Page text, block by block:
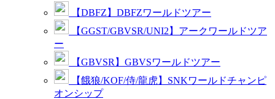
【DBFZ】DBFZワールドツアー
【GGST/GBVSR/UNI2】アークワールドツア
ー
【GBVSR】GBVSワールドツアー
【餓狼/KOF/侍/龍虎】SNKワールドチャンピ
オンシップ